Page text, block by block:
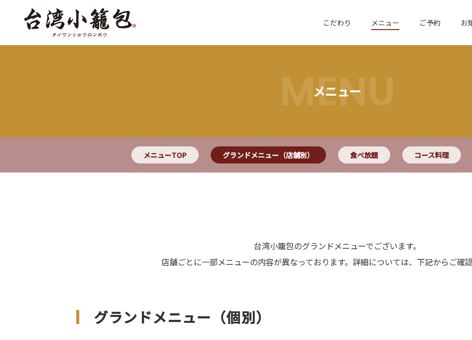
こだわり メニュー ご予約 お
MENU
メニュー
メニューTOP グランドメニュー（店舗別） 食べ放題 コース料理
台湾小籠包のグランドメニューでございます。
店舗ごとに一部メニューの内容が異なっております。詳細については、下記からご確認
グランドメニュー（個別）